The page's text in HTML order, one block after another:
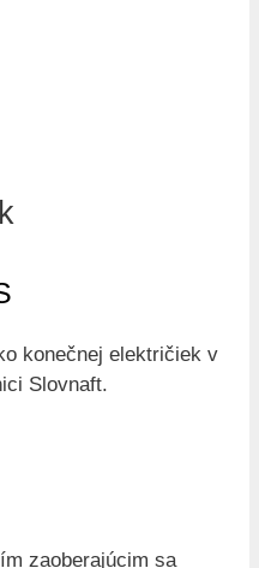
konečnej električiek v
Slovnaft.
zaoberajúcim sa